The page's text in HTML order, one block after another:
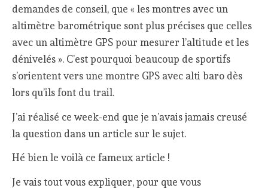
demandes de conseil, que « les montres avec un
altimètre barométrique sont plus précises que celles
avec un altimètre GPS pour mesurer l’altitude et les
dénivelés ». C’est pourquoi beaucoup de sportifs
s’orientent vers une montre GPS avec alti baro dès
lors qu’ils font du trail.
J’ai réalisé ce week-end que je n’avais jamais creusé
la question dans un article sur le sujet.
Hé bien le voilà ce fameux article !
Je vais tout vous expliquer, pour que vous